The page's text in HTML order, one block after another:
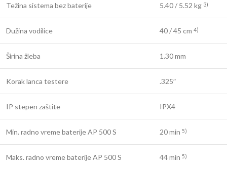
Težina sistema bez baterije 5.40 / 5.52 kg 3)
Dužina vodilice 40 / 45 cm 4)
Širina žleba 1.30 mm
Korak lanca testere .325″
IP stepen zaštite IPX4
Min. radno vreme baterije AP 500 S 20 min 5)
Maks. radno vreme baterije AP 500 S 44 min 5)